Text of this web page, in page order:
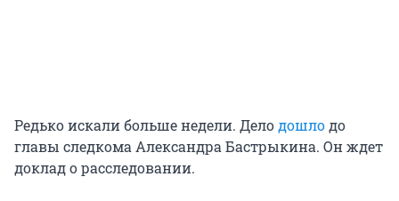
Редько искали больше недели. Делодошлодо
главы следкома Александра Бастрыкина. Он ждет
доклад о расследовании.